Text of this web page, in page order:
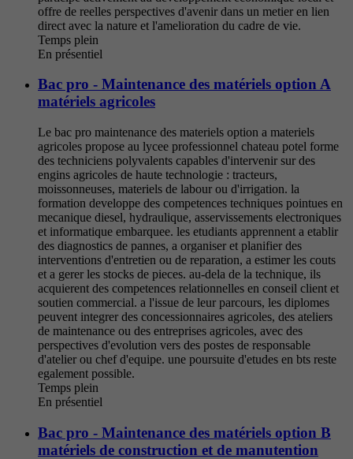
offre de reelles perspectives d'avenir dans un metier en lien
direct avec la nature et l'amelioration du cadre de vie.
Temps plein
En présentiel
Bac pro - Maintenance des matériels option A
matériels agricoles
Le bac pro maintenance des materiels option a materiels
agricoles propose au lycee professionnel chateau potel forme
des techniciens polyvalents capables d'intervenir sur des
engins agricoles de haute technologie : tracteurs,
moissonneuses, materiels de labour ou d'irrigation. la
formation developpe des competences techniques pointues en
mecanique diesel, hydraulique, asservissements electroniques
et informatique embarquee. les etudiants apprennent a etablir
des diagnostics de pannes, a organiser et planifier des
interventions d'entretien ou de reparation, a estimer les couts
et a gerer les stocks de pieces. au-dela de la technique, ils
acquierent des competences relationnelles en conseil client et
soutien commercial. a l'issue de leur parcours, les diplomes
peuvent integrer des concessionnaires agricoles, des ateliers
de maintenance ou des entreprises agricoles, avec des
perspectives d'evolution vers des postes de responsable
d'atelier ou chef d'equipe. une poursuite d'etudes en bts reste
egalement possible.
Temps plein
En présentiel
Bac pro - Maintenance des matériels option B
matériels de construction et de manutention